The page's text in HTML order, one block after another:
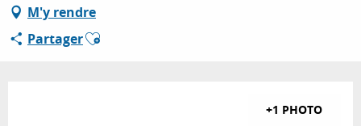
SÉJOURNER
M'y rendre
PartagerAjouter aux favoris
+1 PHOTO